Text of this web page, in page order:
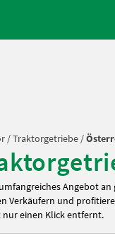
/Traktorgetriebe /
Angebot
Verkäufern und
einen Klick entfernt.